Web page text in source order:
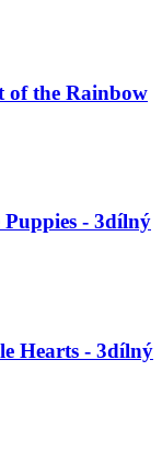
of the Rainbow
- 3dílný
Hearts - 3dílný